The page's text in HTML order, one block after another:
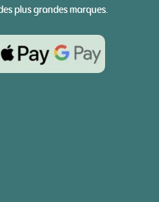
plus grandes marques.